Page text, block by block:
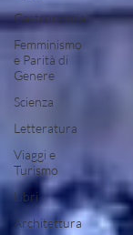
Gastronomia
Femminismo
e Parità di
Genere
Scienza
Letteratura
Viaggi e
Turismo
Libri
Architettura